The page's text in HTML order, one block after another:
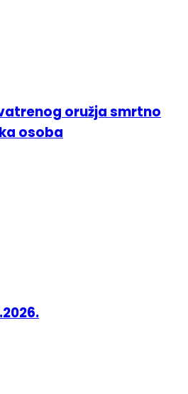
oružja smrtno
osoba